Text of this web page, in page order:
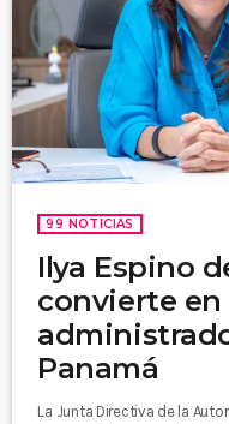
99 NOTICIAS
Ilya Espino
convierte
Panamá
La Junta Directiva de la